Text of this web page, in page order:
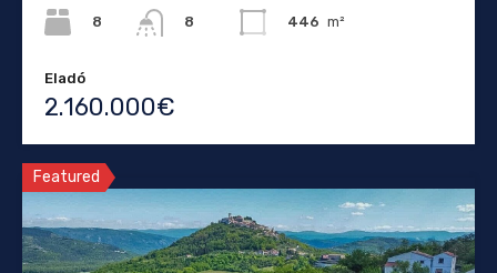
8
8
446 m²
Eladó
2.160.000€
Featured